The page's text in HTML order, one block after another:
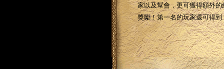
家以及幫會，更可獲得額外
獎勵！第一名的玩家還可得